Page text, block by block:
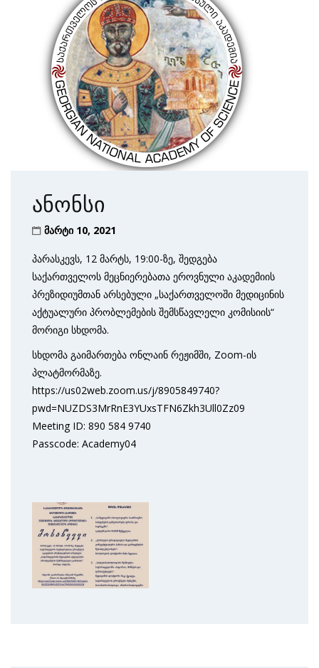
ანონსი
მარტი 10, 2021
პარასკევს, 12 მარტს, 19:00-ზე, შედგება
საქართველოს მეცნიერებათა ეროვნული აკადემიის
პრეზიდიუმთან არსებული „საქართველოში მედიცინის
აქტუალური პრობლემების შემსწავლელი კომისიის“
მორიგი სხდომა.
სხდომა გაიმართება ონლაინ რეჟიმში, Zoom-ის
პლატმორმაზე.
https://us02web.zoom.us/j/8905849740?
pwd=NUZDS3MrRnE3YUxsTFN6Zkh3Ull0Zz09
Meeting ID: 890 584 9740
Passcode: Academy04